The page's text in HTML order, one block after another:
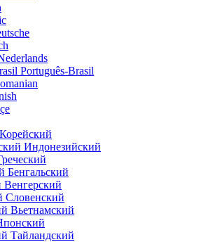
Português-Brasil
Корейский
Индонезийский
Бенгальский
Венгерский
Словенский
Вьетнамский
Тайландский